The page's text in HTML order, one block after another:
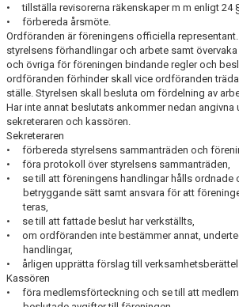
• tillställa revisorerna räkenskaper m m enligt 24
• förbereda årsmöte.
Ordföranden är föreningens officiella
styrelsens förhandlingar och arbete samt
och övriga för för­eningen bindande regler och
ordföranden förhinder skall vice ord­föranden
ställe. Styrelsen skall besluta om fördelning av
Har inte annat beslutats ankommer nedan angivna
sekreteraren och kassören.
Sekreteraren
• förbereda styrelsens sammanträden och
• föra protokoll över styrelsens sammanträden,
• se till att föreningens handlingar hålls ordnade
betryggande sätt samt ansvara för att
teras,
• se till att fattade beslut har verkställts,
• om ordföranden inte bestämmer annat,
handlingar,
• årligen upprätta förslag till
Kassören
• föra medlemsförteckning och se till att